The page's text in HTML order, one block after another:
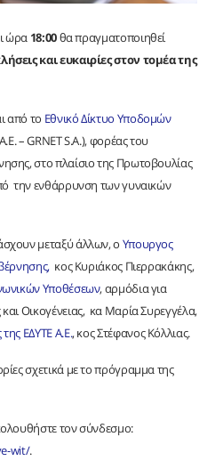
ώρα 18:00θα πραγματοποιηθεί
και ευκαιρίες στον τομέα της
από το Εθνικό Δίκτυο Υποδομών
– GRNET S.A.), φορέας του
στο πλαίσιο της Πρωτοβουλίας
την ενθάρρυνση των γυναικών
μεταξύ άλλων, ο Υπουργος
κος Κυριάκος Πιερρακάκης,
Υποθέσεων, αρμόδια για
Οικογένειας, κα Μαρία Συρεγγέλα,
ΕΔΥΤΕ Α.Ε., κος Στέφανος Κόλλιας.
σχετικά με το πρόγραμμα της
τον σύνδεσμο:
wit/.